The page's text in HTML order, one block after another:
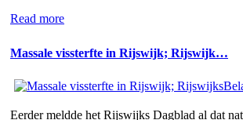
Read more
Massale vissterfte in Rijswijk; Rijswijk…
Eerder meldde het Rijswijks Dagblad al dat